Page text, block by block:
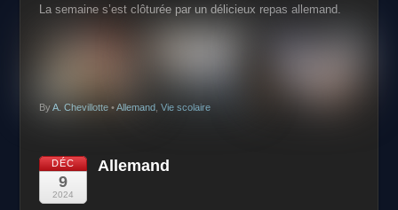
La semaine s’est clôturée par un délicieux repas allemand.
ByA. Chevillotte• Allemand, Vie scolaire
DÉC
9
2024
Allemand